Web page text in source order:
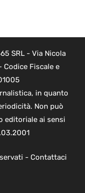
SRL - Via Nicola
Codice Fiscale e
in quanto
Non può
editoriale ai sensi
- Contattaci